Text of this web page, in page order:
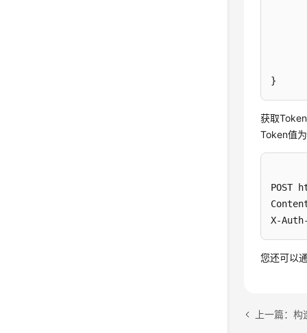
}
获取
Token值
POST
X-
您还可以
上一篇：构